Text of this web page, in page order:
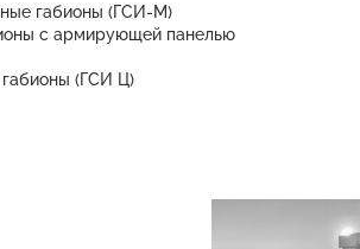
габионы (ГСИ-М)
с армирующей панелью
габионы (ГСИ Ц)